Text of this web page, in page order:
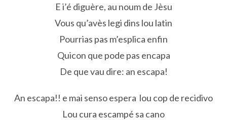
E i’é diguère, au noum de Jèsu
Vous qu’avès legi dins lou latin
Pourrias pas m’esplica enfin
Quicon que pode pas encapa
De que vau dire: an escapa!
An escapa!! e mai senso espera lou cop de recidivo
Lou cura escampé sa cano